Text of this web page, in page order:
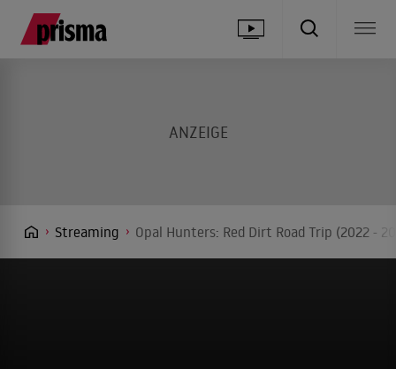
Streaming Opal Hunters: Red Dirt Road Trip (2022 -